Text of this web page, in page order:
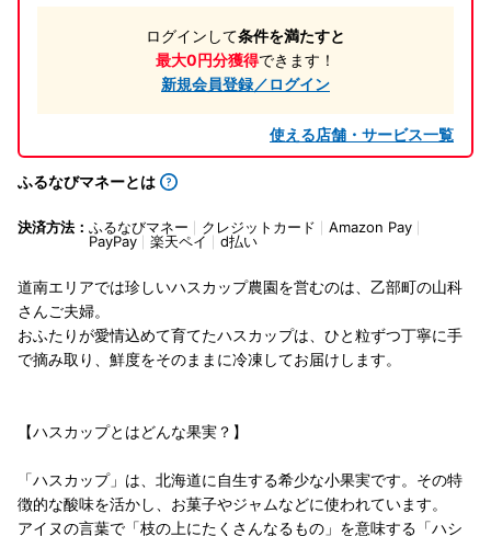
ログインして条件を満たすと
最大0円分獲得できます！
新規会員登録／ログイン
使える店舗・サービス一覧
ふるなびマネーとは
決済方法： ふるなびマネー クレジットカード
Amazon Pay
PayPay
楽天ペイ d払い
道南エリアでは珍しいハスカップ農園を営むのは、乙部町の山科
さんご夫婦。
おふたりが愛情込めて育てたハスカップは、ひと粒ずつ丁寧に手
で摘み取り、鮮度をそのままに冷凍してお届けします。
【ハスカップとはどんな果実？】
「ハスカップ」は、北海道に自生する希少な小果実です。その特
徴的な酸味を活かし、お菓子やジャムなどに使われています。
アイヌの言葉で「枝の上にたくさんなるもの」を意味する「ハシ